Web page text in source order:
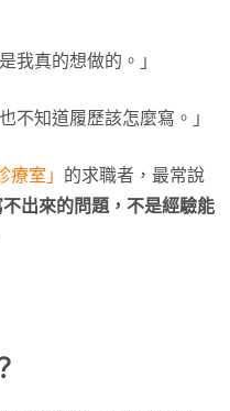
我真的想做的。」
不知道履歷該怎麼寫。」
療室」 的求職者，最常說
出來的問題，不是經驗能